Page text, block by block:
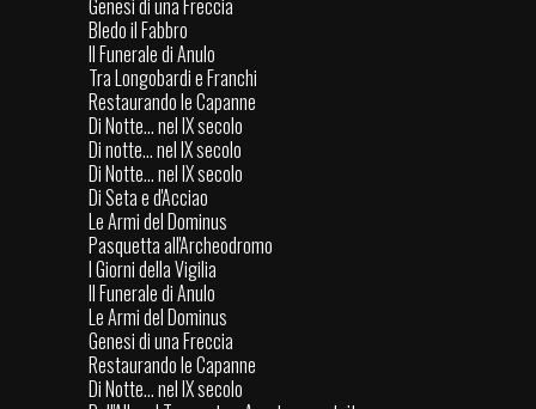
Genesi di una Freccia
Bledo il Fabbro
Il Funerale di Anulo
Tra Longobardi e Franchi
Restaurando le Capanne
Di Notte... nel IX secolo
Di notte... nel IX secolo
Di Notte... nel IX secolo
Di Seta e d'Acciao
Le Armi del Dominus
Pasquetta all'Archeodromo
I Giorni della Vigilia
Il Funerale di Anulo
Le Armi del Dominus
Genesi di una Freccia
Restaurando le Capanne
Di Notte... nel IX secolo